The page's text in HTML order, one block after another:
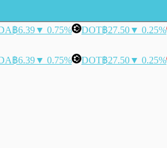
฿6.39▼ 0.75% DOT฿27.50▼ 0.25%
฿6.39▼ 0.75% DOT฿27.50▼ 0.25%